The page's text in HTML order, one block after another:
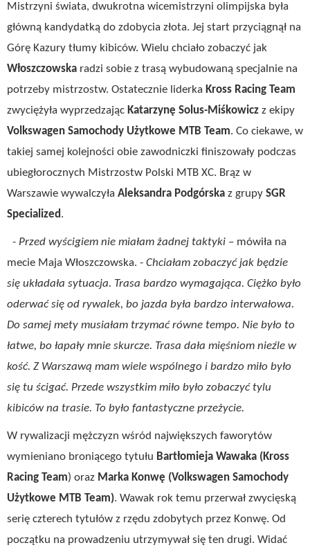
Mistrzyni świata, dwukrotna wicemistrzyni olimpijska była
główną kandydatką do zdobycia złota. Jej start przyciągnął na
Górę Kazury tłumy kibiców. Wielu chciało zobaczyć jak
Włoszczowska radzi sobie z trasą wybudowaną specjalnie na
potrzeby mistrzostw. Ostatecznie liderka Kross Racing Team
zwyciężyła wyprzedzając Katarzynę Solus-Miśkowicz z ekipy
Volkswagen Samochody Użytkowe MTB Team. Co ciekawe, w
takiej samej kolejności obie zawodniczki finiszowały podczas
ubiegłorocznych Mistrzostw Polski MTB XC. Brąz w
Warszawie wywalczyła Aleksandra Podgórska z grupy SGR
Specialized.
- Przed wyścigiem nie miałam żadnej taktyki – mówiła na
mecie Maja Włoszczowska. - Chciałam zobaczyć jak będzie
się układała sytuacja. Trasa bardzo wymagająca. Ciężko było
oderwać się od rywalek, bo jazda była bardzo interwałowa.
Do samej mety musiałam trzymać równe tempo. Nie było to
łatwe, bo łapały mnie skurcze. Trasa dała mięśniom nieźle w
kość. Z Warszawą mam wiele wspólnego i bardzo miło było
się tu ścigać. Przede wszystkim miło było zobaczyć tylu
kibiców na trasie. To było fantastyczne przeżycie.
W rywalizacji mężczyzn wśród największych faworytów
wymieniano broniącego tytułu Bartłomieja Wawaka (Kross
Racing Team) oraz Marka Konwę (Volkswagen Samochody
Użytkowe MTB Team). Wawak rok temu przerwał zwycięską
serię czterech tytułów z rzędu zdobytych przez Konwę. Od
początku na prowadzeniu utrzymywał się ten drugi. Widać